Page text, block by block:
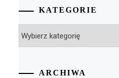
KATEGORIE
ARCHIWA